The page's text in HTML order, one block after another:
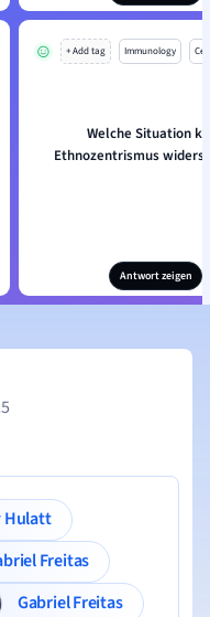
+ Add tag Immunology
Welche Situation
Ethnozentrismus
Antwort zeigen
Lily Hulatt
Freitas
Gabriel Freitas